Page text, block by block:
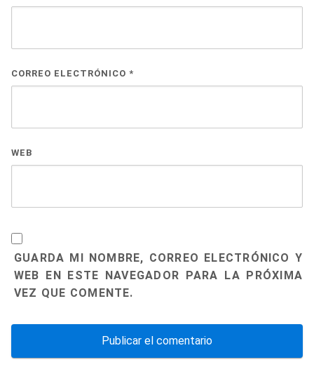
CORREO ELECTRÓNICO *
WEB
GUARDA MI NOMBRE, CORREO ELECTRÓNICO Y
WEB EN ESTE NAVEGADOR PARA LA PRÓXIMA
VEZ QUE COMENTE.